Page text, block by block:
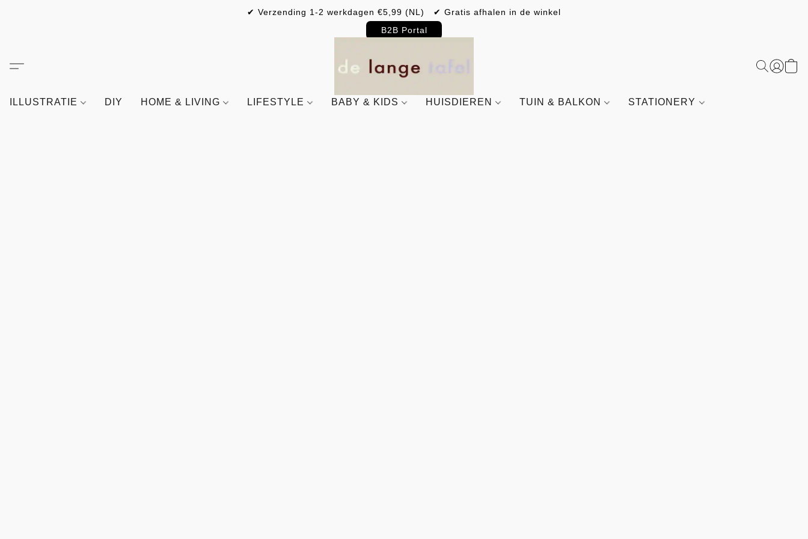
✔ Verzending 1-2 werkdagen €5,99 (NL) ✔ Gratis afhalen in de winkel
B2B Portal
ILLUSTRATIE DIY HOME & LIVING LIFESTYLE BABY & KIDS HUISDIEREN TUIN & BALKON STATIONERY